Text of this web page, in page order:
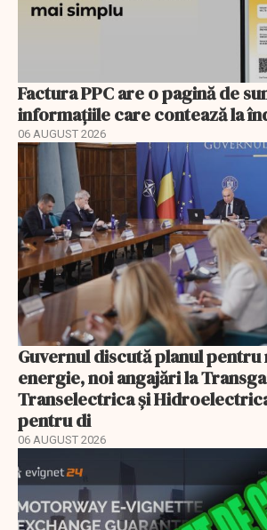
Factura PPC are o pagină de
informațiile care contează la
06 AUGUST 2026
Guvernul discută planul
energie, noi angajări la
Transelectrica și
pentru di
06 AUGUST 2026